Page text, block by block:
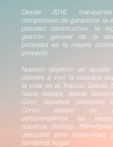
Desde 2016,
compromiso de garantizar la
proceso constructivo, la
gestión general de la
prioridad es la mejora
proyecto.
Nuestro objetivo es
clientes a vivir la increíble
la vida en el Trópico. Desde
hasta Nosara, desde
Coco, estamos presentes
Como equipo de
comprendemos las
nuestros clientes.
descubrir este maravilloso
llamamos hogar.